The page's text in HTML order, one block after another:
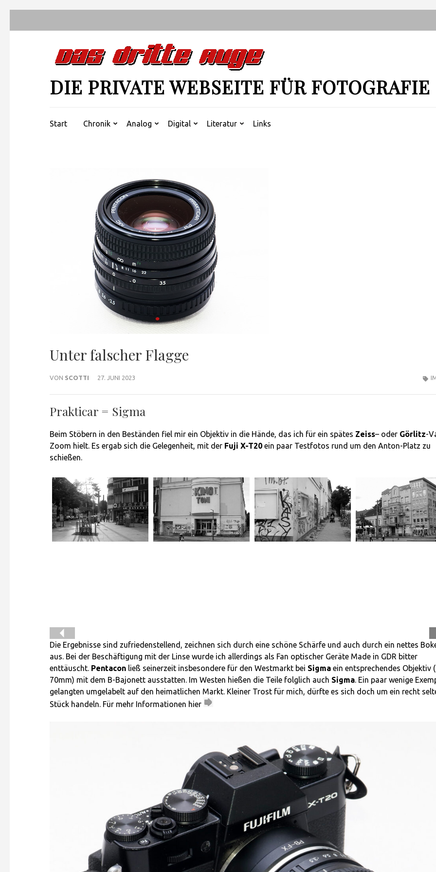
DIE PRIVATE WEBSEITE FÜR FOTOGRAFIE
Start Chronik Analog Digital Literatur Links
Unter falscher Flagge
VON SCOTTI 27. JUNI 2023
Prakticar = Sigma
Beim Stöbern in den Beständen fiel mir ein Objektiv in die Hände, das ich für ein spätes Zeiss– oder Görlitz-
Zoom hielt. Es ergab sich die Gelegenheit, mit der Fuji X-T20 ein paar Testfotos rund um den Anton-Platz zu
schießen.
Die Ergebnisse sind zufriedenstellend, zeichnen sich durch eine schöne Schärfe und auch durch ein nettes
aus. Bei der Beschäftigung mit der Linse wurde ich allerdings als Fan optischer Geräte Made in GDR bitter
enttäuscht. Pentacon ließ seinerzeit insbesondere für den Westmarkt bei Sigma ein entsprechendes Objektiv
70mm) mit dem B-Bajonett ausstatten. Im Westen hießen die Teile folglich auch Sigma. Ein paar wenige
gelangten umgelabelt auf den heimatlichen Markt. Kleiner Trost für mich, dürfte es sich doch um ein recht
Stück handeln. Für mehr Informationen hier